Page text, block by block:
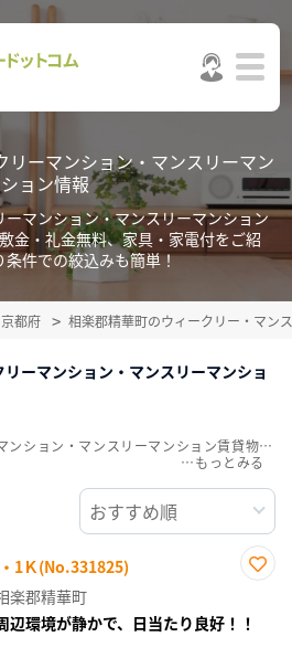
リーマンション・マンスリーマン
ション情報
マンション・マンスリーマンション
金・礼金無料、家具・家電付をご紹
条件での絞込みも簡単！
京都府 相楽郡精華町のウィークリー・マン
ーマンション・マンスリーマンショ
1Ｋ(No.331825)
り登
録
楽郡精華町
辺環境が静かで、日当たり良好！！
相楽郡精華町のウィークリーマンション・マンスリーマンション賃貸物件一覧を掲載中。敷金・礼金無料、家具・家電付をご紹介。こだわり条件での絞込みも簡単！
…